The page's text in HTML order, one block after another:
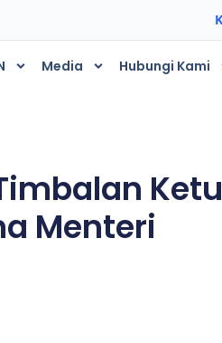
Media Hubungi Kami
Menteri